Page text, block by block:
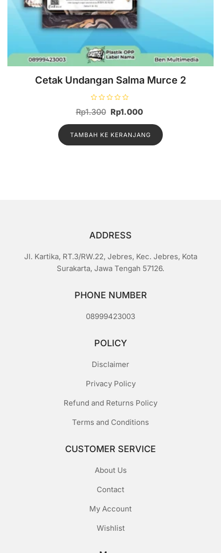
Cetak Undangan Salma Murce 2
i
i
a
0
Rp1.300 Harga
aslinya
adalah:
Rp1.300.
Rp1.000
saat
ini
adalah:
TAMBAH KE KERANJANG
ADDRESS
Jl. Kartika, RT.3/RW.22, Jebres, Kec. Jebres, Kota
Surakarta, Jawa Tengah 57126.
PHONE NUMBER
08999423003
POLICY
Disclaimer
Privacy Policy
Refund and Returns Policy
Terms and Conditions
CUSTOMER SERVICE
About Us
Contact
My Account
Wishlist